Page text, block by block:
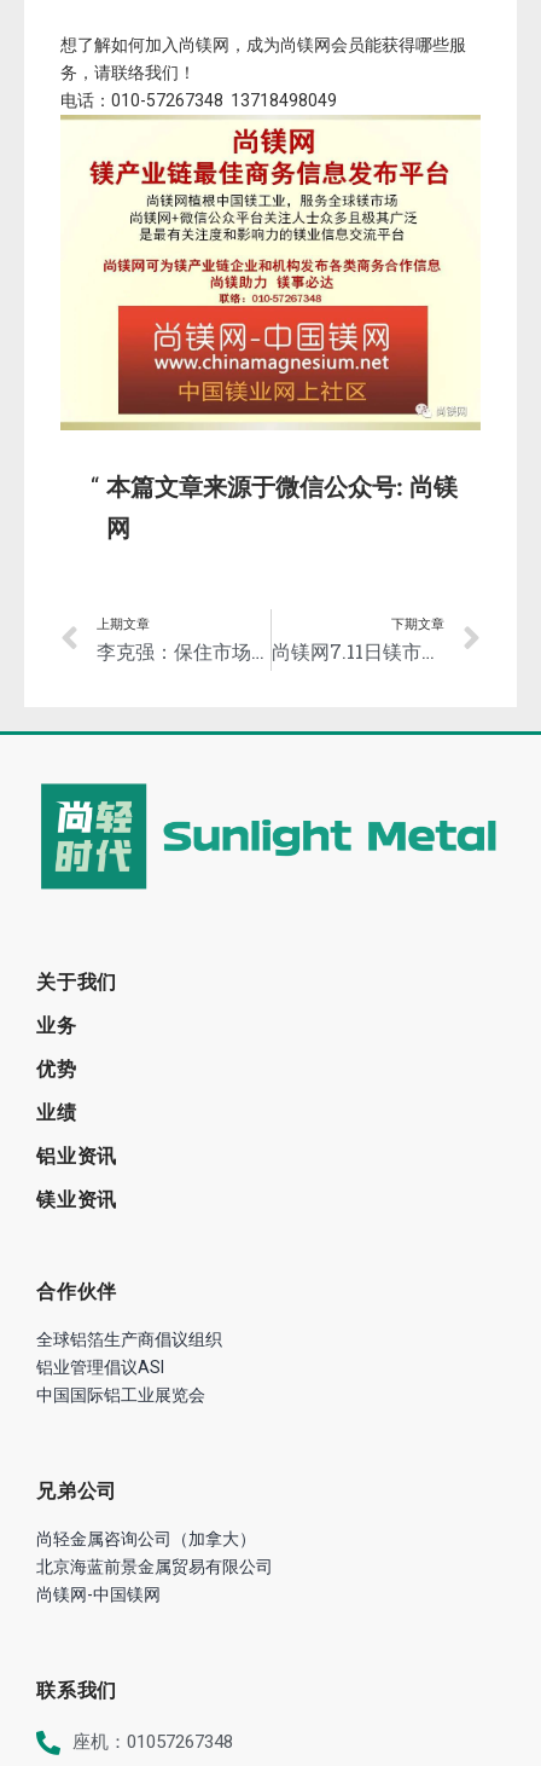
想了解如何加入尚镁网，成为尚镁网会员能获得哪些服
务，请联络我们！
电话：010-57267348 13718498049
本篇文章来源于微信公众号: 尚镁
网
上期文章
李克强：保住市场主体就能支撑稳就业、稳经济大盘！
下期文章
尚镁网7.11日镁市场简评：需求不多，镁市稳中显弱
关于我们
业务
优势
业绩
铝业资讯
镁业资讯
合作伙伴
全球铝箔生产商倡议组织
铝业管理倡议ASI
中国国际铝工业展览会
兄弟公司
尚轻金属咨询公司（加拿大）
北京海蓝前景金属贸易有限公司
尚镁网-中国镁网
联系我们
座机：01057267348